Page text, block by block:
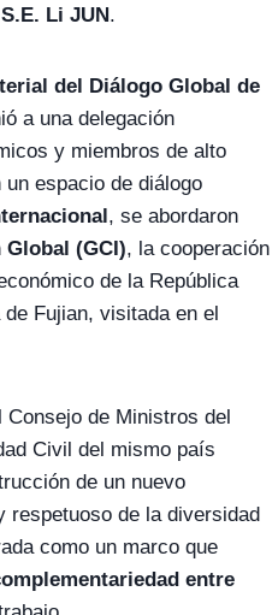
S.E. Li JUN.
del Diálogo Global de
a una delegación
y miembros de alto
espacio de diálogo
, se abordaron
(GCI), la cooperación
de la República
Fujian, visitada en el
Consejo de Ministros del
Civil del mismo país
de un nuevo
respetuoso de la diversidad
como un marco que
entre